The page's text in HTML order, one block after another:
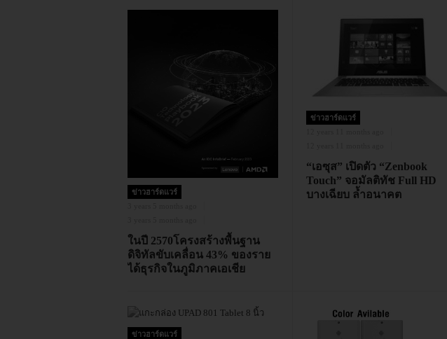
ข่าวฮาร์ดแวร์
ในปี 2570โครงสร้างพื้นฐาน
ดิจิทัลขับเคลื่อน 43% ของราย
ได้ธุรกิจในภูมิภาคเอเชีย
ข่าวฮาร์ดแวร์
“เอซุส” เปิดตัว “Zenbook
Touch” จอมัลติทัช Full HD
บางเฉียบ ล้ำอนาคต
ข่าวฮาร์ดแวร์